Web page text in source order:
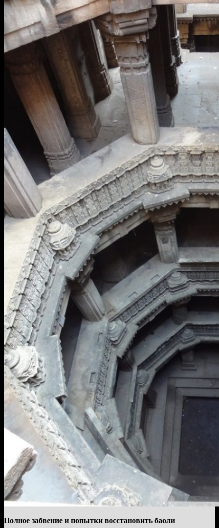
Полное забвение и попытки восстановить баоли